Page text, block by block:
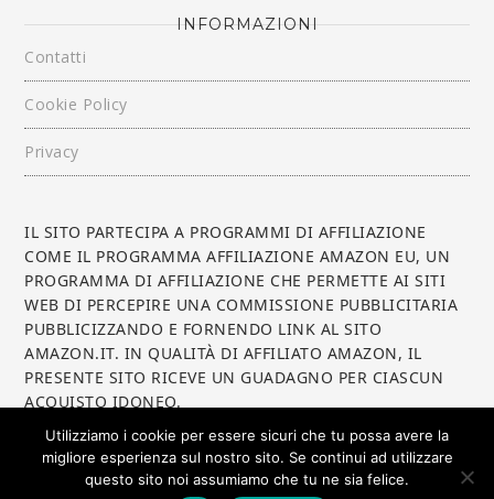
INFORMAZIONI
Contatti
Cookie Policy
Privacy
IL SITO PARTECIPA A PROGRAMMI DI AFFILIAZIONE
COME IL PROGRAMMA AFFILIAZIONE AMAZON EU, UN
PROGRAMMA DI AFFILIAZIONE CHE PERMETTE AI SITI
WEB DI PERCEPIRE UNA COMMISSIONE PUBBLICITARIA
PUBBLICIZZANDO E FORNENDO LINK AL SITO
AMAZON.IT. IN QUALITÀ DI AFFILIATO AMAZON, IL
PRESENTE SITO RICEVE UN GUADAGNO PER CIASCUN
ACQUISTO IDONEO.
Utilizziamo i cookie per essere sicuri che tu possa avere la
migliore esperienza sul nostro sito. Se continui ad utilizzare
questo sito noi assumiamo che tu ne sia felice.